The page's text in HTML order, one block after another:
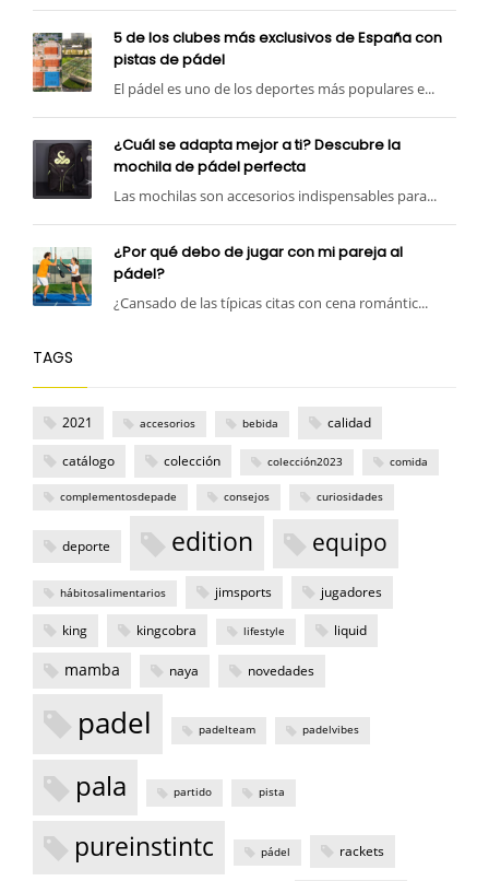
5 de los clubes más exclusivos de España con
pistas de pádel
El pádel es uno de los deportes más populares e...
¿Cuál se adapta mejor a ti? Descubre la
mochila de pádel perfecta
Las mochilas son accesorios indispensables para...
¿Por qué debo de jugar con mi pareja al
pádel?
¿Cansado de las típicas citas con cena romántic...
TAGS
2021 accesorios bebida calidad
catálogo colección colección2023 comida
complementosdepade consejos curiosidades
deporte edition equipo
hábitosalimentarios jimsports jugadores
king kingcobra lifestyle liquid
mamba naya novedades
padel padelteam padelvibes
pala partido pista
pureinstintc pádel rackets